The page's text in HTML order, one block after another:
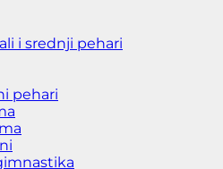
i srednji pehari
pehari